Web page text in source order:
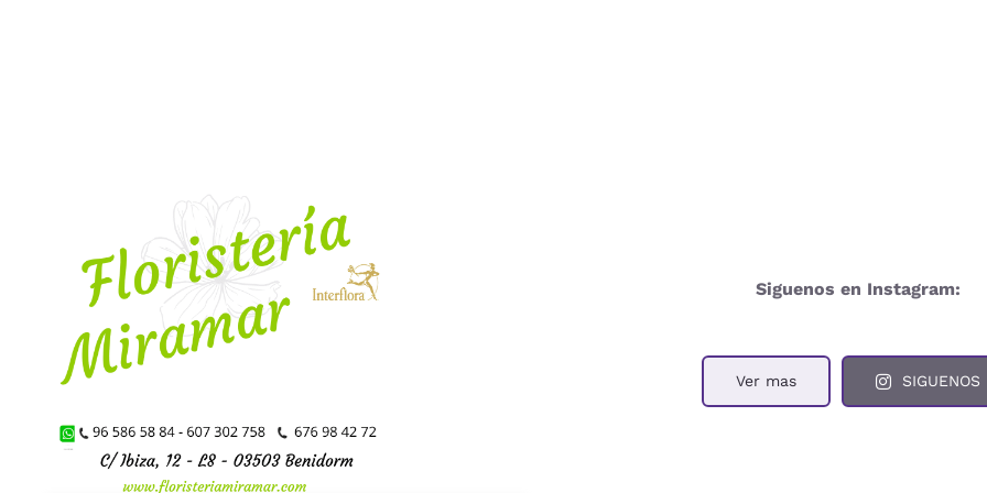
Siguenos en Instagram:
Ver mas SIGUENOS